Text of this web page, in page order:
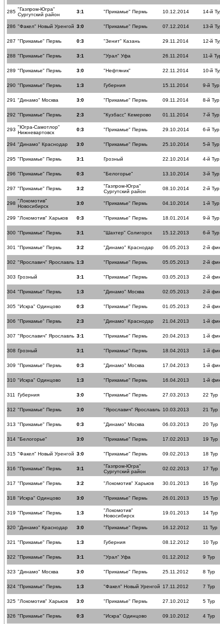
285 "Газпром-Югра"
Сургутский район
3:1 "Прикамье" Пермь 10.12.2014 14-й
286 "Факел" Новый Уренгой 3:0 "Прикамье" Пермь 07.12.2014 13-й
287 "Прикамье" Пермь 0:3 "Зенит" Казань 29.11.2014 12-й
288 "Прикамье" Пермь 3:1 "Урал" Уфа 26.11.2014 11-й
289 "Прикамье" Пермь 3:0 "Нефтяник" 22.11.2014 10-й
290 "Прикамье" Пермь 1:3 Губерния 15.11.2014 9-й Тур
291 "Динамо" Москва 3:0 "Прикамье" Пермь 09.11.2014 8-й Тур
292 "Прикамье" Пермь 2:3 "Кузбасс" Кемерово 01.11.2014 7-й Тур
293 "Югра-Самотлор"
Нижневартовск
0:3 "Прикамье" Пермь 29.10.2014 6-й Тур
294 "Динамо" Краснодар 3:0 "Прикамье" Пермь 25.10.2014 5-й Тур
295 "Прикамье" Пермь 3:1 Грозный 22.10.2014 4-й Тур
296 "Прикамье" Пермь 0:3 "Белогорье" 13.10.2014 3-й Тур
297 "Прикамье" Пермь 3:2
"Газпром-Югра"
Сургутский район
08.10.2014 2-й Тур
298 "Локомотив"
Новосибирск
3:0 "Прикамье" Пермь 04.10.2014 1-й Тур
299 "Локомотив" Харьков 0:3 "Прикамье" Пермь 18.01.2014 9-й Тур
300 "Прикамье" Пермь 3:1 "Шахтер" Солигорск 15.12.2013 6-й Тур
301 "Прикамье" Пермь 3:2 "Динамо" Краснодар 06.05.2013 2-й
302 "Ярославич" Ярославль 1:3 "Прикамье" Пермь 05.05.2013 2-й
303 Грозный 3:1 "Прикамье" Пермь 03.05.2013 2-й
304 "Прикамье" Пермь 1:3 "Динамо" Москва 02.05.2013 2-й
305 "Искра" Одинцово 0:3 "Прикамье" Пермь 01.05.2013 2-й
306 "Прикамье" Пермь 2:3 "Динамо" Краснодар 21.04.2013 1-й
307 "Ярославич" Ярославль 3:1 "Прикамье" Пермь 20.04.2013 1-й
308 Грозный 3:1 "Прикамье" Пермь 18.04.2013 1-й
309 "Прикамье" Пермь 0:3 "Динамо" Москва 17.04.2013 1-й
310 "Искра" Одинцово 1:3 "Прикамье" Пермь 16.04.2013 1-й
311 Губерния 3:0 "Прикамье" Пермь 27.03.2013 22 Тур
312 "Прикамье" Пермь 3:0 "Ярославич" Ярославль 10.03.2013 21 Тур
313 "Прикамье" Пермь 0:3 "Динамо" Москва 06.03.2013 20 Тур
314 "Белогорье" 3:0 "Прикамье" Пермь 17.02.2013 19 Тур
315 "Факел" Новый Уренгой 3:0 "Прикамье" Пермь 09.02.2013 18 Тур
316 "Прикамье" Пермь 3:1
"Газпром-Югра"
Сургутский район
02.02.2013 17 Тур
317 "Прикамье" Пермь 3:2 "Локомотив" Харьков 30.01.2013 16 Тур
318 "Искра" Одинцово 3:0 "Прикамье" Пермь 26.01.2013 15 Тур
319 "Прикамье" Пермь 1:3
"Локомотив"
Новосибирск
19.01.2013 14 Тур
320 "Динамо" Краснодар 3:0 "Прикамье" Пермь 16.12.2012 11 Тур
321 "Прикамье" Пермь 1:3 Губерния 08.12.2012 10 Тур
322 "Прикамье" Пермь 3:1 "Урал" Уфа 01.12.2012 9 Тур
323 "Динамо" Москва 3:0 "Прикамье" Пермь 25.11.2012 8 Тур
324 "Прикамье" Пермь 1:3 "Факел" Новый Уренгой 17.11.2012 7 Тур
325 "Локомотив" Харьков 3:0 "Прикамье" Пермь 27.10.2012 5 Тур
326 "Прикамье" Пермь 0:3 "Искра" Одинцово 09.10.2012 4 Тур